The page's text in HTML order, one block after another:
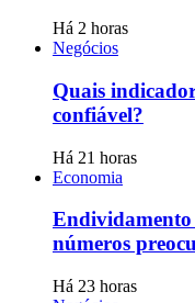
Há 2 horas
Negócios
Quais
confiável?
Há 21 horas
Economia
Endividamento
números
Há 23 horas